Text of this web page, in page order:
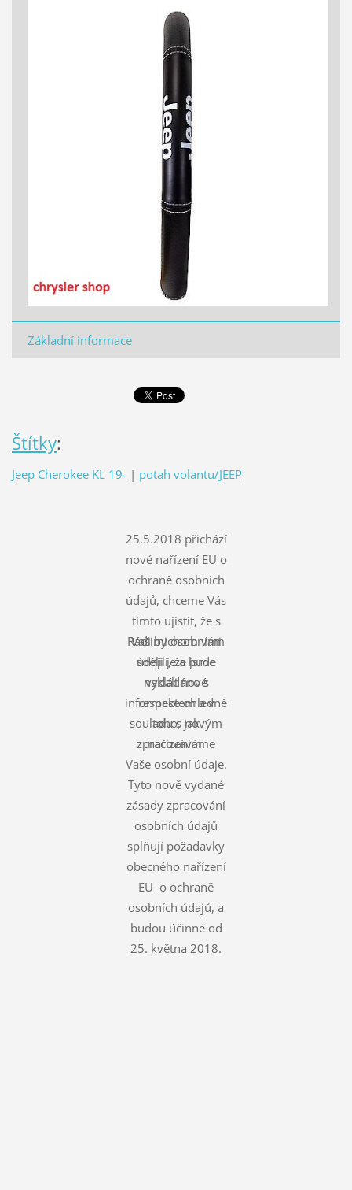
Základní informace
Štítky:
Jeep Cherokee KL 19- | potah volantu/JEEP
25.5.2018 přichází
nové nařízení EU o
ochraně osobních
údajů, chceme Vás
tímto ujistit, že s
Vašimi osobními
údaji je a bude
nakládáno s
respektem a v
souladu s novým
nařízením.
Rádi bychom vám
sdělili, že jsme
vydali nové
informace ohledně
toho, jak
zpracováváme
Vaše osobní údaje.
Tyto nově vydané
zásady zpracování
osobních údajů
splňují požadavky
obecného nařízení
EU o ochraně
osobních údajů, a
budou účinné od
25. května 2018.